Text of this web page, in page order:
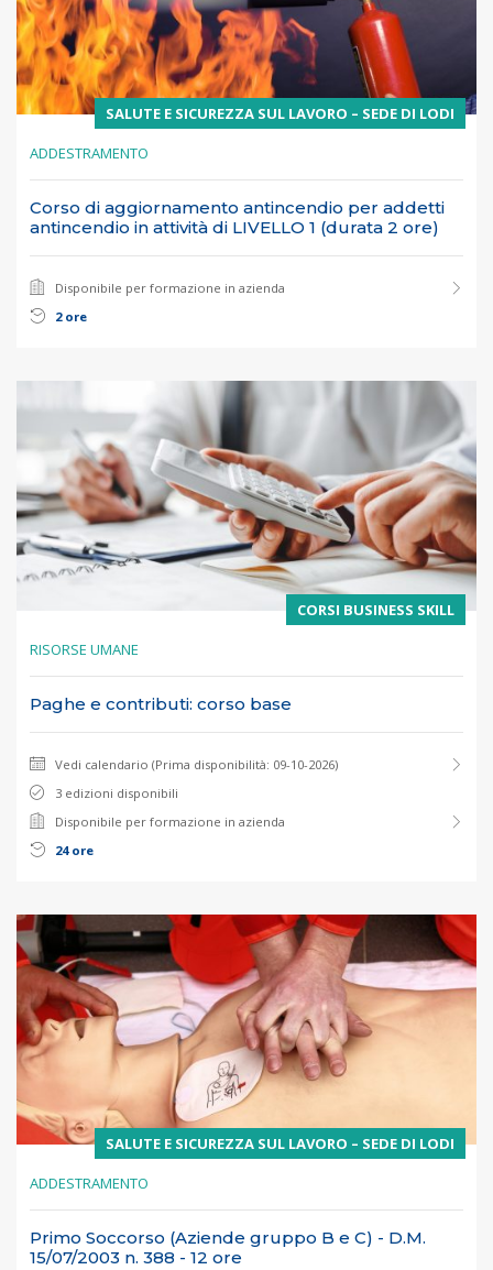
SALUTE E SICUREZZA SUL LAVORO – SEDE DI LODI
ADDESTRAMENTO
Corso di aggiornamento antincendio per addetti
antincendio in attività di LIVELLO 1 (durata 2 ore)
Disponibile per formazione in azienda
2 ore
CORSI BUSINESS SKILL
RISORSE UMANE
Paghe e contributi: corso base
Vedi calendario (Prima disponibilità: 09-10-2026)
3 edizioni disponibili
Disponibile per formazione in azienda
24 ore
SALUTE E SICUREZZA SUL LAVORO – SEDE DI LODI
ADDESTRAMENTO
Primo Soccorso (Aziende gruppo B e C) - D.M.
15/07/2003 n. 388 - 12 ore